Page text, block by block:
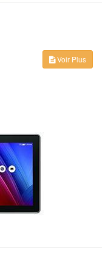
Voir Plus